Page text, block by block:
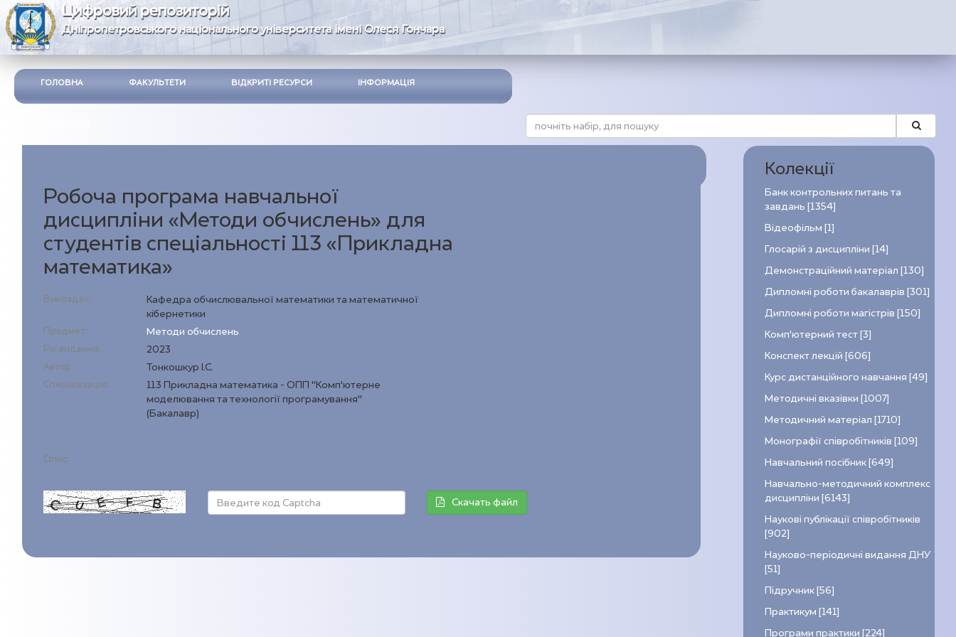
Цифровий репозиторій
Дніпропетровського національного університета імені Олеся Гончара
ГОЛОВНА ФАКУЛЬТЕТИ ВІДКРИТІ РЕСУРСИ ІНФОРМАЦІЯ
Робоча програма навчальної
дисципліни «Методи обчислень» для
студентів спеціальності 113 «Прикладна
математика»
Викладач:
Кафедра обчислювальної математики та математичної
кібернетики
Предмет: Методи обчислень
Рік видання: 2023
Автор: Тонкошкур І.С.
Спеціалізація:
113 Прикладна математика - ОПП "Комп’ютерне
моделювання та технології програмування"
(Бакалавр)
Опис:
Скачать файл
Колекції
Банк контрольних питань та
завдань [1354]
Відеофільм [1]
Глосарій з дисципліни [14]
Демонстраційний матеріал [130]
Дипломні роботи бакалаврів [301]
Дипломні роботи магістрів [150]
Комп’ютерний тест [3]
Конспект лекцій [606]
Курс дистанційного навчання [49]
Методичні вказівки [1007]
Методичний матеріал [1710]
Монографії співробітників [109]
Навчальний посібник [649]
Навчально-методичний комплекс
дисципліни [6143]
Наукові публікації співробітників
[902]
Науково-періодичні видання ДНУ
[51]
Підручник [56]
Практикум [141]
Програми практики [224]